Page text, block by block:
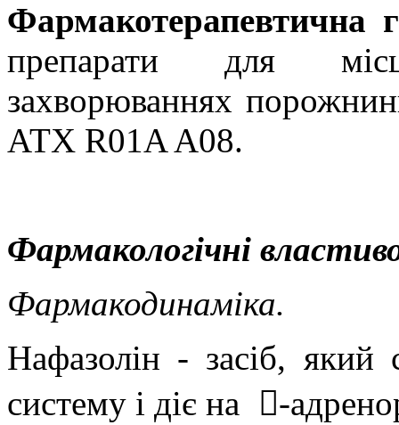
Фармакотерапевтична
препарати для
захворюваннях
АТX R01A A08.
Фармакологічні
Фармакодинаміка.
Нафазолін - засіб, який
систему і діє на -